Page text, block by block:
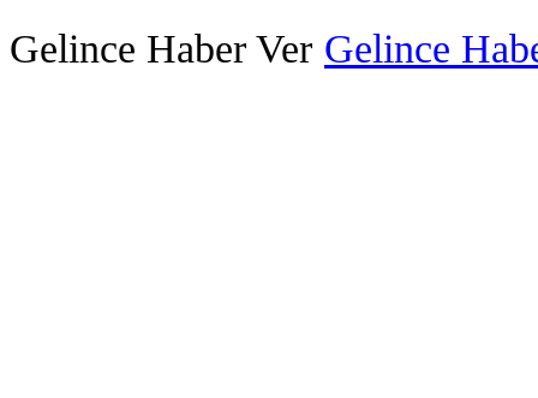
Gelince Haber Ver Gelince